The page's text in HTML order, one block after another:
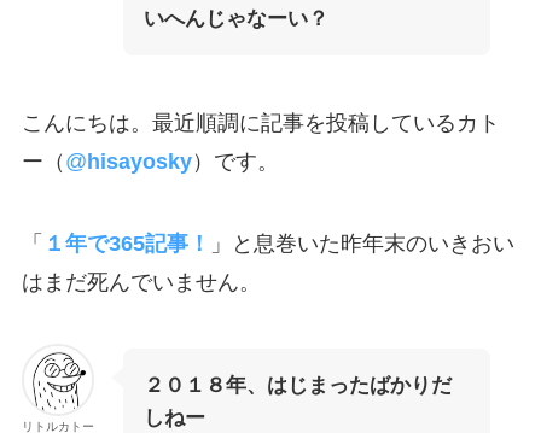
いへんじゃなーい？
こんにちは。最近順調に記事を投稿しているカト
ー（ @hisayosky）です。
「 １年で365記事！
」と息巻いた昨年末のいきおい
はまだ死んでいません。
リトルカトー
２０１８年、はじまったばかりだ
しねー